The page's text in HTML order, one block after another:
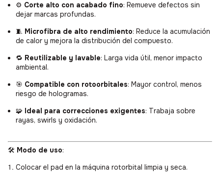
⚙️ Corte alto con acabado fino: Remueve defectos sin
dejar marcas profundas.
🧵 Microfibra de alto rendimiento: Reduce la acumulación
de calor y mejora la distribución del compuesto.
🔁 Reutilizable y lavable: Larga vida útil, menor impacto
ambiental.
🎯 Compatible con rotoorbitales: Mayor control, menos
riesgo de hologramas.
🧩 Ideal para correcciones exigentes: Trabaja sobre
rayas, swirls y oxidación.
🛠️ Modo de uso:
Colocar el pad en la máquina rotorbital limpia y seca.